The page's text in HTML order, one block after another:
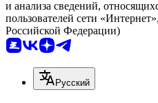
и анализа сведений,
пользователей сети
Российской Федерации)
Русский